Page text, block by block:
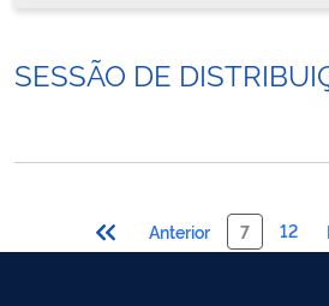
SESSÃO DE
Anterior 7 12